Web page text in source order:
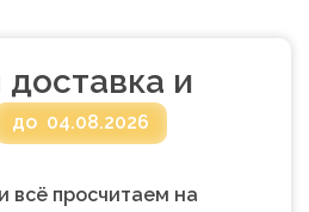
доставка и
до 04.08.2026
и всё просчитаем на